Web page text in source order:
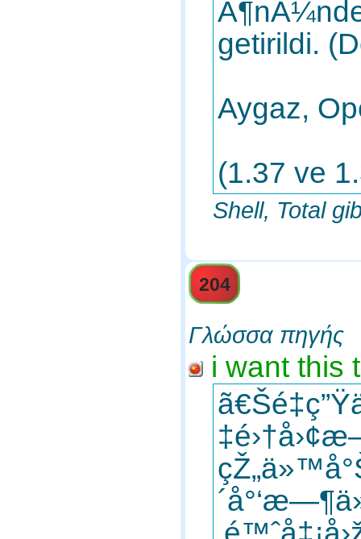
getirildi.
Aygaz,
(1.37 ve
Shell, Total
204
Γλώσσα πηγής
i want this